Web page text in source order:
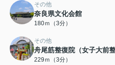
その他
奈良県文化会館
180ｍ（3分）
その他
舟尾筋整復院（女子大前整
229ｍ（3分）